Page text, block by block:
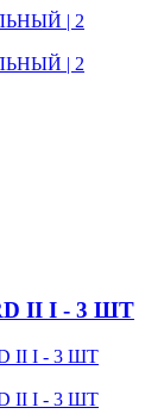
II I - 3 ШТ